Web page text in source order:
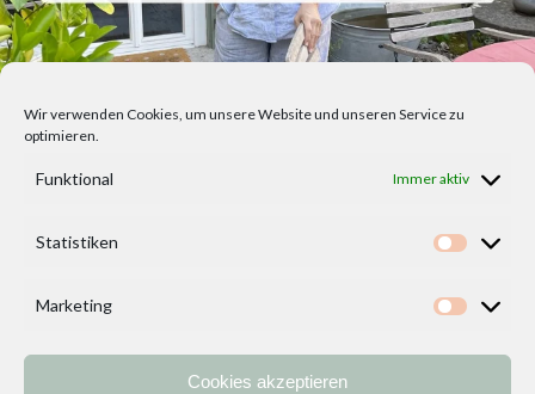
Wir verwenden Cookies, um unsere Website und unseren Service zu
optimieren.
Funktional Immer aktiv
Statistiken
Marketing
Cookies akzeptieren